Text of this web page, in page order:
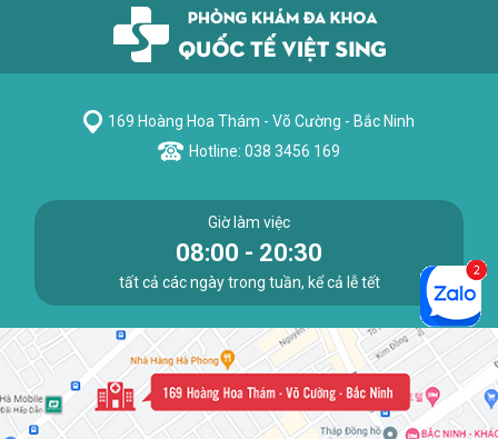
nghiệm
169 Hoàng Hoa Thám - Võ Cường - Bắc Ninh
Hotline: 038 3456 169
Giờ làm việc
08:00 - 20:30
tất cả các ngày trong tuần, kể cả lễ tết